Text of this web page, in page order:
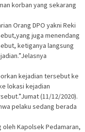
korban yang sekarang
Orang DPO yakni Reki
juga menendang
ketiganya langsung
kejadian tersebut ke
lokasi kejadian
(11/12/2020).
pelaku sedang berada
oleh Kapolsek Pedamaran,